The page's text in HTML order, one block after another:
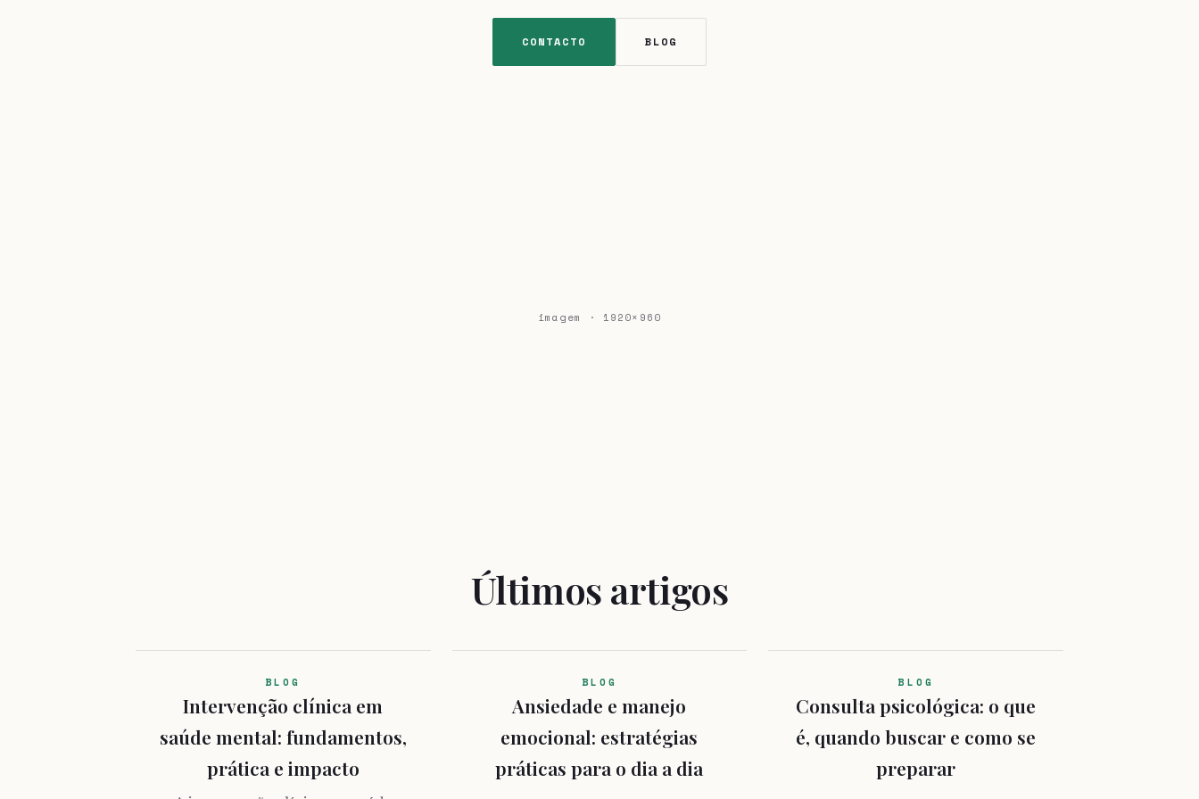
CONTACTO BLOG
imagem · 1920×960
Últimos artigos
BLOG
Intervenção clínica em
saúde mental: fundamentos,
prática e impacto
BLOG
Ansiedade e manejo
emocional: estratégias
práticas para o dia a dia
BLOG
Consulta psicológica: o que
é, quando buscar e como se
preparar